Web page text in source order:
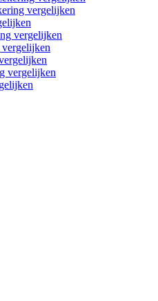
vergelijken
vergelijken
vergelijken